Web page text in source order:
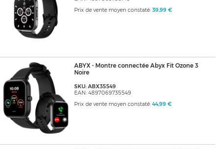
Prix de vente moyen constaté: 39,99 €
ABYX - Montre connectée Abyx Fit Ozone 3
Noire
SKU: ABX35549
EAN: 4897069735549
Prix de vente moyen constaté: 44,99 €